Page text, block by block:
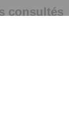
consultés